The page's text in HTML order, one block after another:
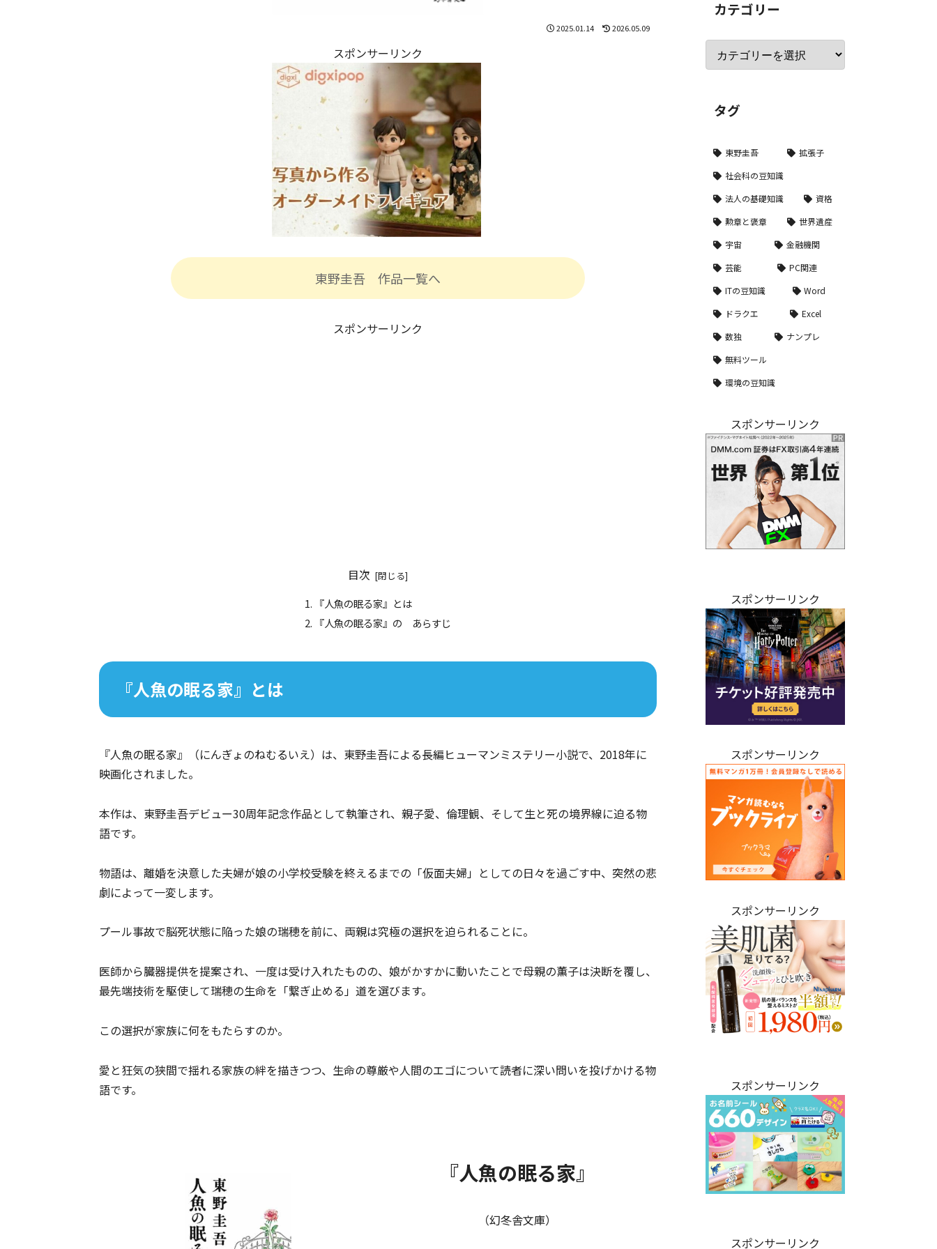
2025.01.14 2026.05.09
スポンサーリンク
東野圭吾 作品一覧へ
スポンサーリンク
目次
『人魚の眠る家』とは
『人魚の眠る家』の あらすじ
『人魚の眠る家』とは
『人魚の眠る家』（にんぎょのねむるいえ）は、東野圭吾による長編ヒューマンミステリー小説で、2018年に
映画化されました。
本作は、東野圭吾デビュー30周年記念作品として執筆され、親子愛、倫理観、そして生と死の境界線に迫る物
語です。
物語は、離婚を決意した夫婦が娘の小学校受験を終えるまでの「仮面夫婦」としての日々を過ごす中、突然の悲
劇によって一変します。
プール事故で脳死状態に陥った娘の瑞穂を前に、両親は究極の選択を迫られることに。
医師から臓器提供を提案され、一度は受け入れたものの、娘がかすかに動いたことで母親の薫子は決断を覆し、
最先端技術を駆使して瑞穂の生命を「繋ぎ止める」道を選びます。
この選択が家族に何をもたらすのか。
愛と狂気の狭間で揺れる家族の絆を描きつつ、生命の尊厳や人間のエゴについて読者に深い問いを投げかける物
語です。
『人魚の眠る家』
（幻冬舎文庫）
カテゴリー
タグ
東野圭吾
拡張子
社会科の豆知識
法人の基礎知識
資格
勲章と褒章
世界遺産
宇宙
金融機関
芸能
PC関連
ITの豆知識
Word
ドラクエ
Excel
数独
ナンプレ
無料ツール
環境の豆知識
スポンサーリンク
スポンサーリンク
スポンサーリンク
スポンサーリンク
スポンサーリンク
スポンサーリンク